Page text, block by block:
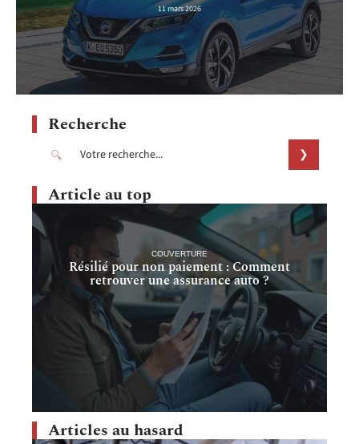
11 mars 2026
Recherche
Article au top
COUVERTURE
Résilié pour non paiement : Comment
retrouver une assurance auto ?
Articles au hasard